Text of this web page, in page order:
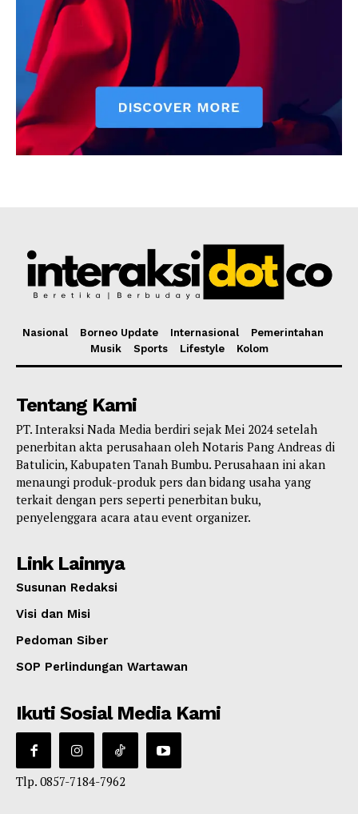
Nasional Borneo Update Internasional
Pemerintahan
Musik
Sports Lifestyle Kolom
Tentang Kami
PT. Interaksi Nada Media berdiri sejak Mei 2024 setelah
penerbitan akta perusahaan oleh Notaris Pang Andreas di
Batulicin, Kabupaten Tanah Bumbu. Perusahaan ini akan
menaungi produk-produk pers dan bidang usaha yang
terkait dengan pers seperti penerbitan buku,
penyelenggara acara atau event organizer.
Link Lainnya
Susunan Redaksi
Visi dan Misi
Pedoman Siber
SOP Perlindungan Wartawan
Ikuti Sosial Media Kami
Tlp. 0857-7184-7962